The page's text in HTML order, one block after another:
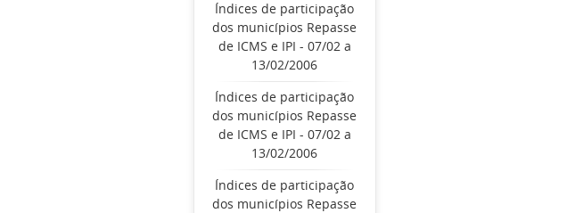
Índices de participação
dos municípios Repasse
de ICMS e IPI - 07/02 a
13/02/2006
Índices de participação
dos municípios Repasse
de ICMS e IPI - 07/02 a
13/02/2006
Índices de participação
dos municípios Repasse